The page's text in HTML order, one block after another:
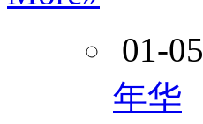
01-05
年华